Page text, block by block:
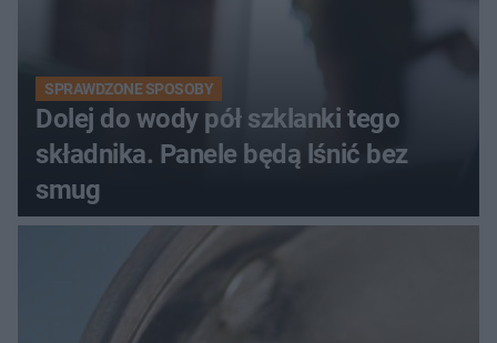
SPRAWDZONE SPOSOBY
Dolej do wody pół szklanki tego
składnika. Panele będą lśnić bez
smug